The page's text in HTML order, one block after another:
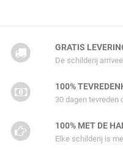
GRATIS
De schilderij
100%
30 dagen tevreden
100% MET DE
Elke schilderij is